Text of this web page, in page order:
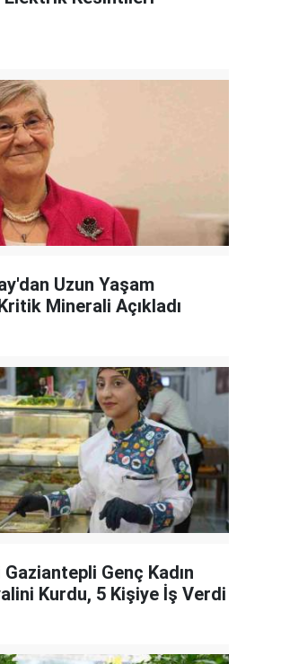
Uzun Yaşam
Minerali Açıkladı
Gaziantepli Genç Kadın
Kurdu, 5 Kişiye İş Verdi